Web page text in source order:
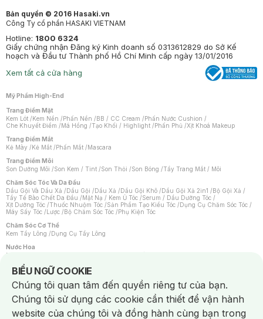
Bản quyền © 2016 Hasaki.vn
Công Ty cổ phần HASAKI VIETNAM
Hotline: 1800 6324
Giấy chứng nhận Đăng ký Kinh doanh số 0313612829 do Sở Kế
hoạch và Đầu tư Thành phố Hồ Chí Minh cấp ngày 13/01/2016
Xem tất cả cửa hàng
Mỹ Phẩm High-End
Trang Điểm Mặt
Kem Lót /Kem Nền /Phấn Nền /BB / CC Cream /Phấn Nước Cushion /
Che Khuyết Điểm /Má Hồng /Tạo Khối / Highlight /Phấn Phủ /Xịt Khoá Makeup
Trang Điểm Mắt
Kẻ Mày /Kẻ Mắt /Phấn Mắt /Mascara
Trang Điểm Môi
Son Dưỡng Môi /Son Kem / Tint /Son Thỏi /Son Bóng /Tẩy Trang Mắt / Môi
Chăm Sóc Tóc Và Da Đầu
Dầu Gội Và Dầu Xả /Dầu Gội /Dầu Xả /Dầu Gội Khô /Dầu Gội Xả 2in1 /Bộ Gội Xả /
Tẩy Tế Bào Chết Da Đầu /Mặt Nạ / Kem Ủ Tóc /Serum / Dầu Dưỡng Tóc /
Xịt Dưỡng Tóc /Thuốc Nhuộm Tóc /Sản Phẩm Tạo Kiểu Tóc /Dụng Cụ Chăm Sóc Tóc /
Máy Sấy Tóc /Lược /Bộ Chăm Sóc Tóc /Phụ Kiện Tóc
Chăm Sóc Cơ Thể
Kem Tẩy Lông /Dụng Cụ Tẩy Lông
Nước Hoa
Nước Hoa Nữ
Chăm Sóc Cá Nhân
Chống Muỗi /Khẩu Trang /Máy Massage/Mặt Nạ Xông Hơi /Nước Rửa Tay/
Sản Phẩm Chăm Sóc Khác /Bàn Chải Đánh Răng /Bàn Chải Điện/
Hỗ Trợ Trắng Răng/Kem Đánh Răng /Máy Tăm Nước/ Nước Súc Miệng/
Tăm / Chỉ Nha Khoa/ Xịt Thơm Miệng / Dung Dịch Vệ Sinh/Dưỡng Vùng Kín/
Khăn Ướt Vệ Sinh Vùng Kín/Băng Vệ Sinh/Tampon/Bọt Cạo Râu /Dao Cạo Râu/
BIỂU NGỮ COOKIE
Notice about cookies usage
Chúng tôi quan tâm đến quyền riêng tư của bạn.
Chúng tôi sử dụng các cookie cần thiết để vận hành
website của chúng tôi và đồng hành cùng bạn trong